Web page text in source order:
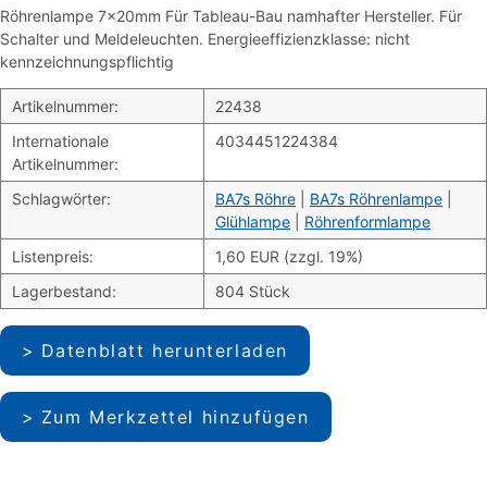
Röhrenlampe 7x20mm Für Tableau-Bau namhafter Hersteller. Für
Schalter und Meldeleuchten. Energieeffizienzklasse: nicht
kennzeichnungspflichtig
Artikelnummer:
22438
Internationale
Artikelnummer:
4034451224384
Schlagwörter: BA7s Röhre BA7s Röhrenlampe
Glühlampe
Röhrenformlampe
Listenpreis:
1,60 EUR (zzgl. 19%)
Lagerbestand:
804 Stück
Datenblatt herunterladen
Zum Merkzettel hinzufügen